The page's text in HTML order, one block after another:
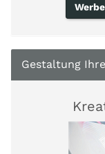
Gestaltung